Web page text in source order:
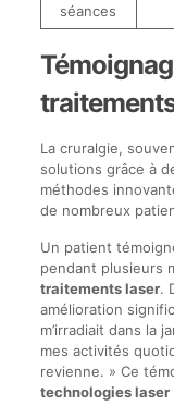
séances
La cruralgie,
solutions grâce à
méthodes
de nombreux
Un patient
pendant plusieurs
traitements laser.
amélioration
m’irradiait dans la
mes activités
revienne. » Ce
technologies laser